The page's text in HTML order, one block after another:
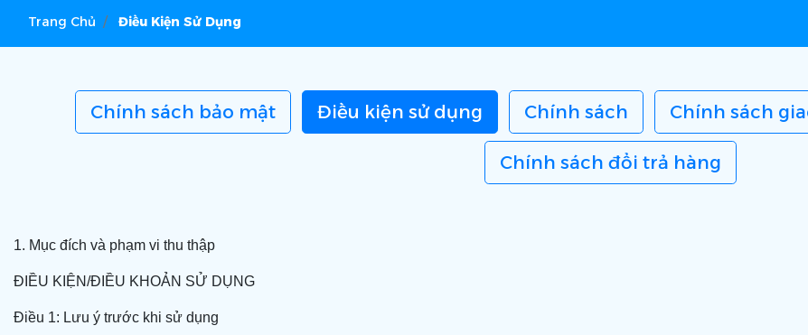
Trang Chủ Điều Kiện Sử Dụng
Chính sách bảo mật Điều kiện sử dụng Chính sách Chính sách
Chính sách đổi trả hàng
1. Mục đích và phạm vi thu thập
ĐIỀU KIỆN/ĐIỀU KHOẢN SỬ DỤNG
Điều 1: Lưu ý trước khi sử dụng